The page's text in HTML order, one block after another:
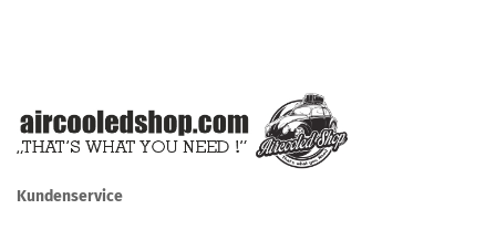
Kundenservice